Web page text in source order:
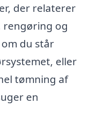
der relaterer
rengøring og
du står
eller
tømning af
en